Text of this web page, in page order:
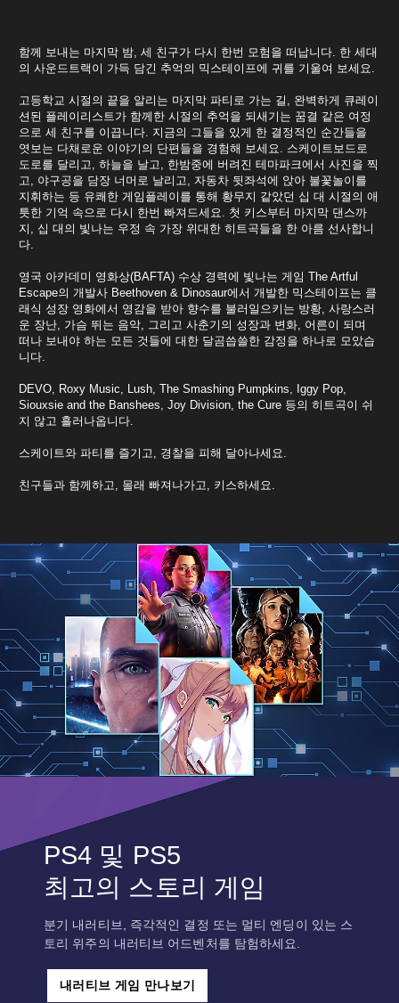
함께 보내는 마지막 밤, 세 친구가 다시 한번 모험을 떠납니다. 한 세대
의 사운드트랙이 가득 담긴 추억의 믹스테이프에 귀를 기울여 보세요.
고등학교 시절의 끝을 알리는 마지막 파티로 가는 길, 완벽하게 큐레이
션된 플레이리스트가 함께한 시절의 추억을 되새기는 꿈결 같은 여정
으로 세 친구를 이끕니다. 지금의 그들을 있게 한 결정적인 순간들을
엿보는 다채로운 이야기의 단편들을 경험해 보세요. 스케이트보드로
도로를 달리고, 하늘을 날고, 한밤중에 버려진 테마파크에서 사진을 찍
고, 야구공을 담장 너머로 날리고, 자동차 뒷좌석에 앉아 불꽃놀이를
지휘하는 등 유쾌한 게임플레이를 통해 황무지 같았던 십 대 시절의 애
틋한 기억 속으로 다시 한번 빠져드세요. 첫 키스부터 마지막 댄스까
지, 십 대의 빛나는 우정 속 가장 위대한 히트곡들을 한 아름 선사합니
다.
영국 아카데미 영화상(BAFTA) 수상 경력에 빛나는 게임 The Artful
Escape의 개발사 Beethoven & Dinosaur에서 개발한 믹스테이프는 클
래식 성장 영화에서 영감을 받아 향수를 불러일으키는 방황, 사랑스러
운 장난, 가슴 뛰는 음악, 그리고 사춘기의 성장과 변화, 어른이 되며
떠나 보내야 하는 모든 것들에 대한 달곰씁쓸한 감정을 하나로 모았습
니다.
DEVO, Roxy Music, Lush, The Smashing Pumpkins, Iggy Pop,
Siouxsie and the Banshees, Joy Division, the Cure 등의 히트곡이 쉬
지 않고 흘러나옵니다.
스케이트와 파티를 즐기고, 경찰을 피해 달아나세요.
친구들과 함께하고, 몰래 빠져나가고, 키스하세요.
PS4 및 PS5
최고의 스토리 게임
분기 내러티브, 즉각적인 결정 또는 멀티 엔딩이 있는 스
토리 위주의 내러티브 어드벤처를 탐험하세요.
내러티브 게임 만나보기